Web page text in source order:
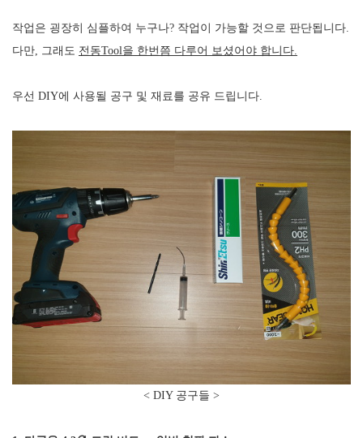
작업은 굉장히 심플하여 누구나? 작업이 가능할 것으로 판단됩니다
다만
그래도 전동Tool을 한번쯤 다루어 보셨어야 합니다
우선 DIY에 사용될 공구 및 재료를 공유 드립니다
< DIY 공구들 >